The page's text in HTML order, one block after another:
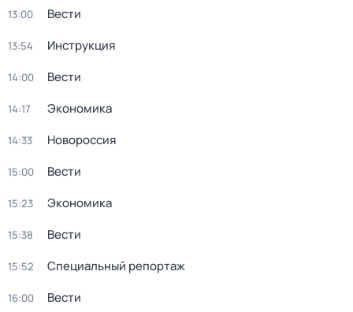
13:00 Вести
13:54 Инструкция
14:00 Вести
14:17 Экономика
14:33 Новороссия
15:00 Вести
15:23 Экономика
15:38 Вести
15:52 Специальный репортаж
16:00 Вести